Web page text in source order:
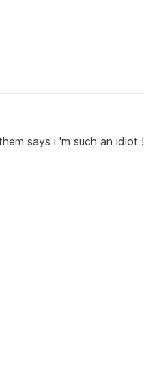
says i 'm such an idiot !